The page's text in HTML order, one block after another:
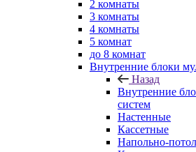
2 комнаты
3 комнаты
4 комнаты
5 комнат
до 8 комнат
Внутренние блоки
Назад
Внутренние
систем
Настенные
Кассетные
Напольно-